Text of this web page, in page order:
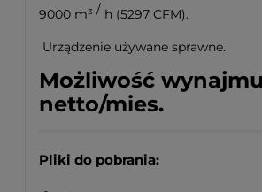
9000 m³ / h (5297 CFM).
Urządzenie używane sprawne.
Możliwość
netto/mies.
Pliki do pobrania: